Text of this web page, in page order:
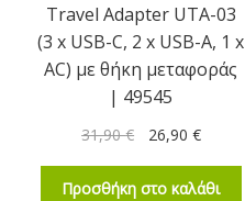
Travel Adapter UTA-03
(3 x USB-C, 2 x USB-A, 1 x
AC) με θήκη μεταφοράς
| 49545
31,90€ 26,90 €
Προσθήκη στο καλάθι